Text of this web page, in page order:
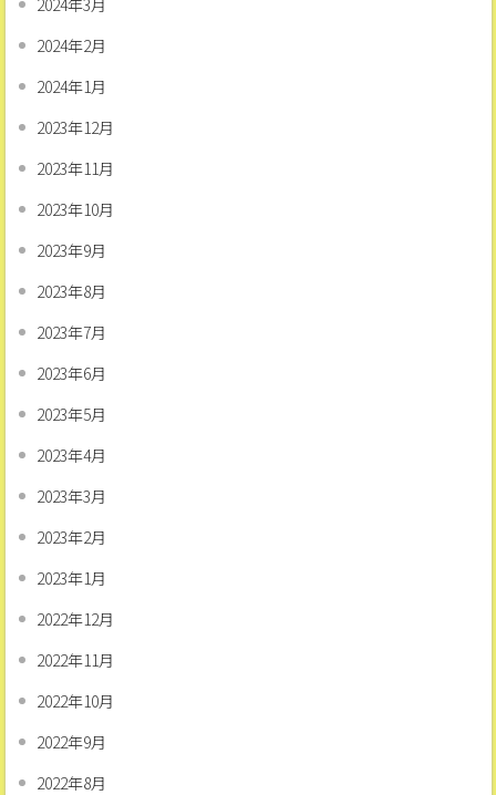
2024年2月
2024年1月
2023年12月
2023年11月
2023年10月
2023年9月
2023年8月
2023年7月
2023年6月
2023年5月
2023年4月
2023年3月
2023年2月
2023年1月
2022年12月
2022年11月
2022年10月
2022年9月
2022年8月